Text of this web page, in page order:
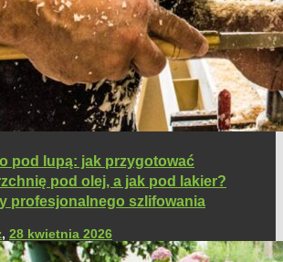
pod lupą: jak przygotować
pod olej, a jak pod lakier?
profesjonalnego szlifowania
, 28 kwietnia 2026